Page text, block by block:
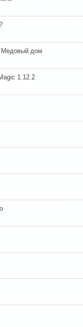
Медовый дом
1.12.2